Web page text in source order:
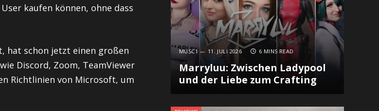
kaufen können, ohne dass
hat schon jetzt einen großen
Discord, Zoom, TeamViewer
Richtlinien von Microsoft, um
MUSC1 11. JULI 2026 6 MINS READ
Marryluu: Zwischen Ladypool
und der Liebe zum Crafting